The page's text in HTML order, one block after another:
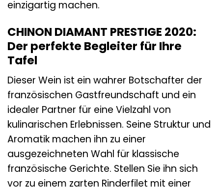
einzigartig machen.
CHINON DIAMANT PRESTIGE 2020:
Der perfekte Begleiter für Ihre
Tafel
Dieser Wein ist ein wahrer Botschafter der
französischen Gastfreundschaft und ein
idealer Partner für eine Vielzahl von
kulinarischen Erlebnissen. Seine Struktur und
Aromatik machen ihn zu einer
ausgezeichneten Wahl für klassische
französische Gerichte. Stellen Sie ihn sich
vor zu einem zarten Rinderfilet mit einer